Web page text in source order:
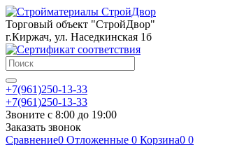
Торговый объект "СтройДвор"
г.Киржач, ул. Наседкинская 1б
+7(961)250-13-33
+7(961)250-13-33
Звоните с 8:00 до 19:00
Заказать звонок
Сравнение0 Отложенные 0 Корзина0 0